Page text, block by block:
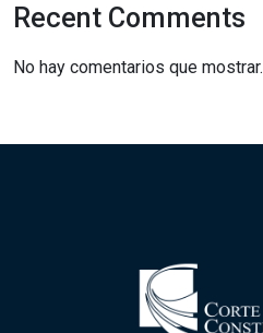
Recent Comments
No hay comentarios que mostrar.